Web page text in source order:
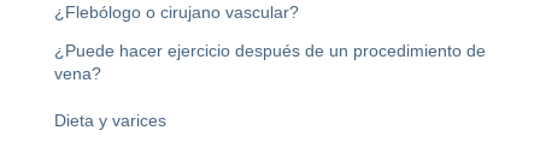
¿Flebólogo o cirujano vascular?
¿Puede hacer ejercicio después de un procedimiento de
vena?
Dieta y varices